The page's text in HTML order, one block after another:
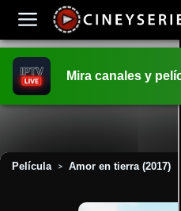
Mira canales y
Película > Amor en tierra (2017)